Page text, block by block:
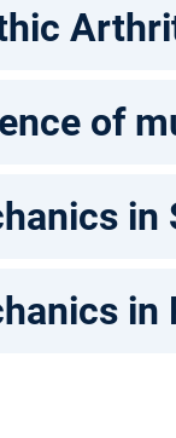
of
in
in